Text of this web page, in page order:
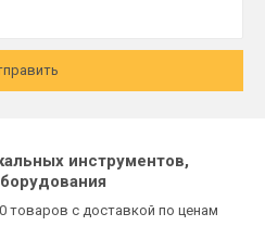
инструментов,
товаров с доставкой по ценам